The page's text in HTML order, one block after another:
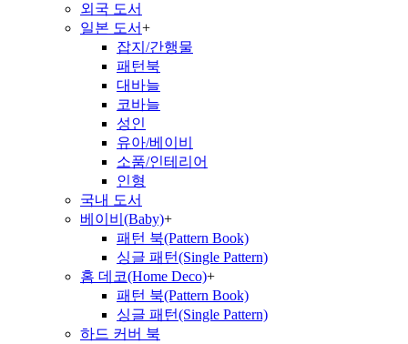
외국 도서
일본 도서+
잡지/간행물
패턴북
대바늘
코바늘
성인
유아/베이비
소품/인테리어
인형
국내 도서
베이비(Baby)+
패턴 북(Pattern Book)
싱글 패턴(Single Pattern)
홈 데코(Home Deco)+
패턴 북(Pattern Book)
싱글 패턴(Single Pattern)
하드 커버 북